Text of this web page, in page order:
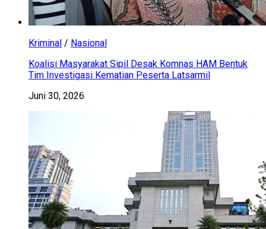
Kriminal / Nasional
Koalisi Masyarakat Sipil Desak Komnas HAM Bentuk
Tim Investigasi Kematian Peserta Latsarmil
Juni 30, 2026